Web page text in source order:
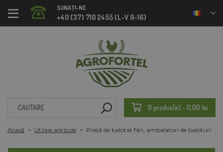
SUNAȚI-NE
+40 (37) 710 2455 (L-V 9-16)
0 produs(e) - 0,00 lei
Acasă Utilaje agricole Presă de balotat fân, ambalatori de baloturi